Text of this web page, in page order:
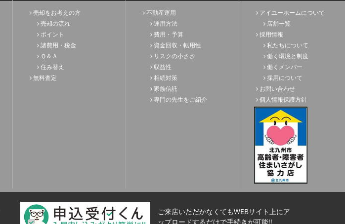
売却をお考えの方
売却の流れ
ポイント
諸費用・税金
Ｑ＆Ａ
住み替え
無料査定
不動産運用
運用方法
費用・予算
資金回収・転用性
リスクの小ささ
収益性
相続対策
家族信託
専門の先生をご紹介
アイユーホームについて
店舗一覧
採用情報
私たちについて
働く環境と制度
働くメンバー
採用について
お問い合わせ
個人情報保護方針
ご来店いただかなくてもWEBサイト上にア
ップロードするだけで手続きが可能!!